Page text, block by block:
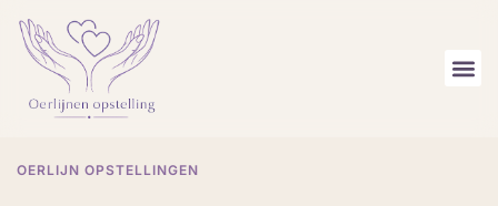
OERLIJN OPSTELLINGEN